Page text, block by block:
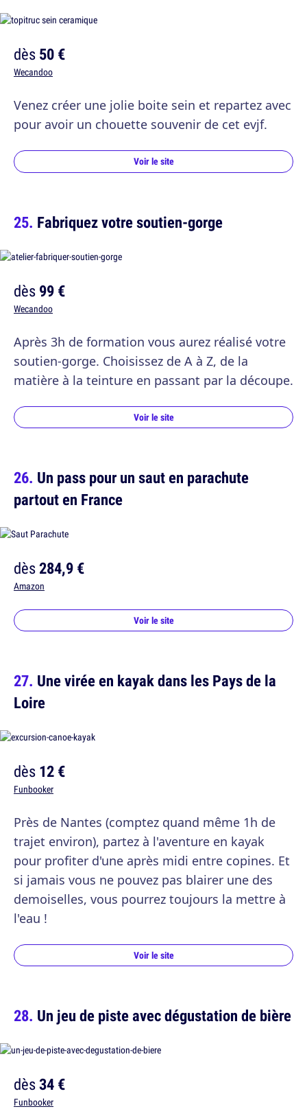
dès50 €
Wecandoo
Venez créer une jolie boite sein et repartez avec
pour avoir un chouette souvenir de cet evjf.
Voir le site
Fabriquez votre soutien-gorge
dès99 €
Wecandoo
Après 3h de formation vous aurez réalisé votre
soutien-gorge. Choisissez de A à Z, de la
matière à la teinture en passant par la découpe.
Voir le site
Un pass pour un saut en parachute
partout en France
dès284,9 €
Amazon
Voir le site
Une virée en kayak dans les Pays de la
Loire
dès12 €
Funbooker
Près de Nantes (comptez quand même 1h de
trajet environ), partez à l'aventure en kayak
pour profiter d'une après midi entre copines. Et
si jamais vous ne pouvez pas blairer une des
demoiselles, vous pourrez toujours la mettre à
l'eau !
Voir le site
Un jeu de piste avec dégustation de bière
dès34 €
Funbooker